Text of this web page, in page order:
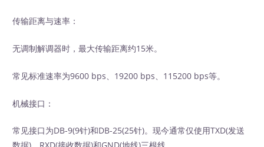
传输距离与速率：
无调制解调器时，最大传输距离约15米。
常见标准速率为9600 bps、19200 bps、115200 bps等。
机械接口：
常见接口为DB-9(9针)和DB-25(25针)。现今通常仅使用TXD(发送